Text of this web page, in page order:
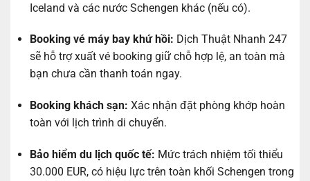
Iceland và các nước Schengen khác (nếu có).
Booking vé máy bay khứ hồi: Dịch Thuật Nhanh 247
sẽ hỗ trợ xuất vé booking giữ chỗ hợp lệ, an toàn mà
bạn chưa cần thanh toán ngay.
Booking khách sạn: Xác nhận đặt phòng khớp hoàn
toàn với lịch trình di chuyển.
Bảo hiểm du lịch quốc tế: Mức trách nhiệm tối thiểu
30.000 EUR, có hiệu lực trên toàn khối Schengen trong